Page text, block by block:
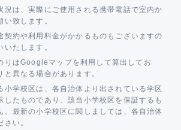
況は、実際にご使用される携帯電話で室内か
い致します。
契約や利用料金がかかるものもございますの
たします。
りはGoogleマップを利用して算出してお
と異なる場合があります。
小学校区は、各自治体より出されている学区
したものであり、該当小学校区を保証するも
。最新の小学校区に関しましては、各自治体
い。